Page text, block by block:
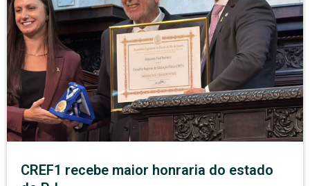
CREF1 recebe maior honraria do estado